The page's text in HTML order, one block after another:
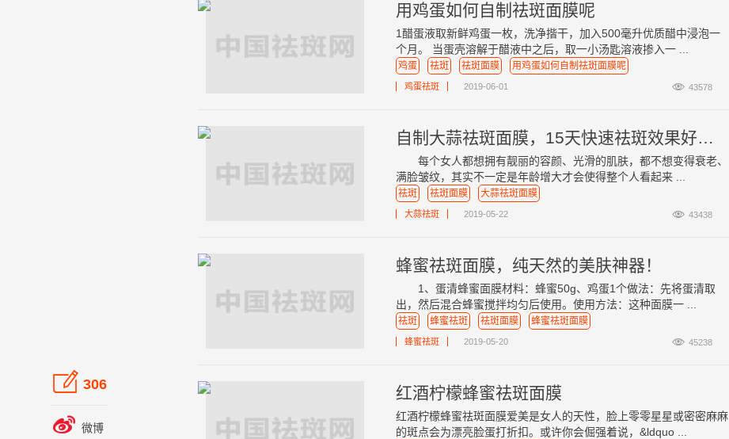
 306
 微博
用鸡蛋如何自制祛斑面膜呢
1醋蛋液取新鲜鸡蛋一枚，洗净揩干，加入500毫升优质醋中浸泡一
个月。 当蛋壳溶解于醋液中之后，取一小汤匙溶液掺入一 ...
鸡蛋 祛斑 祛斑面膜 用鸡蛋如何自制祛斑面膜呢
 43578
鸡蛋祛斑 2019-06-01
自制大蒜祛斑面膜，15天快速祛斑效果好，祛斑去黄又美白
每个女人都想拥有靓丽的容颜、光滑的肌肤，都不想变得衰老、
满脸皱纹，其实不一定是年龄增大才会使得整个人看起来 ...
祛斑 祛斑面膜 大蒜祛斑面膜
 43438
大蒜祛斑 2019-05-22
蜂蜜祛斑面膜，纯天然的美肤神器！
1、蛋清蜂蜜面膜材料：蜂蜜50g、鸡蛋1个做法：先将蛋清取
出，然后混合蜂蜜搅拌均匀后使用。使用方法：这种面膜一 ...
祛斑 蜂蜜祛斑 祛斑面膜 蜂蜜祛斑面膜
 45238
蜂蜜祛斑 2019-05-20
红酒柠檬蜂蜜祛斑面膜
红酒柠檬蜂蜜祛斑面膜爱美是女人的天性，脸上零零星星或密密麻麻
的斑点会为漂亮脸蛋打折扣。或许你会倔强着说，&ldquo ...